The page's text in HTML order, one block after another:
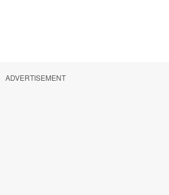
ADVERTISEMENT